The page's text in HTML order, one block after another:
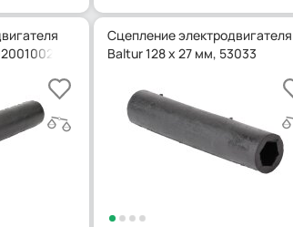
Сцепление электродвигателя
Baltur 128 x 27 мм, 53033